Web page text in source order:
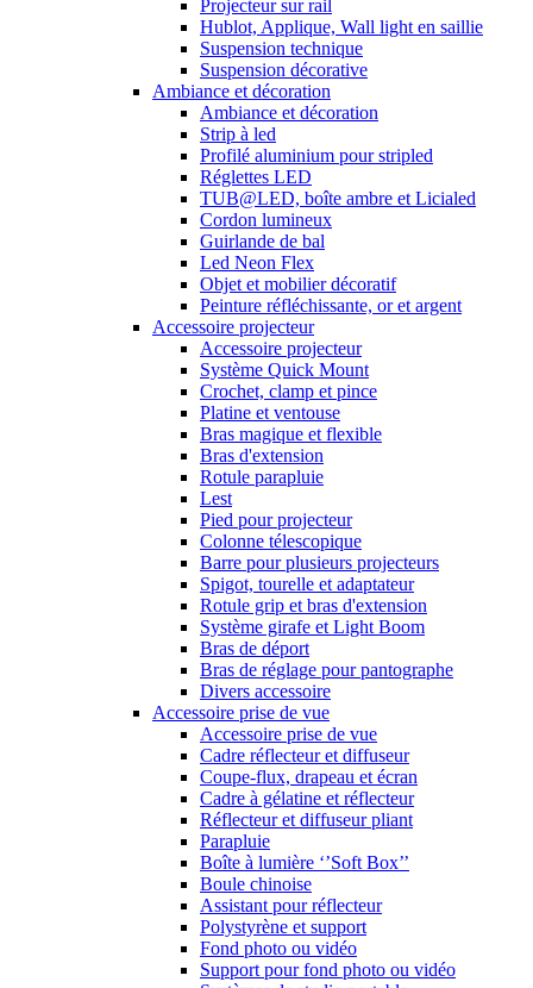
Projecteur sur rail
Hublot, Applique, Wall light en saillie
Suspension technique
Suspension décorative
Ambiance et décoration
Ambiance et décoration
Strip à led
Profilé aluminium pour stripled
Réglettes LED
TUB@LED, boîte ambre et Licialed
Cordon lumineux
Guirlande de bal
Led Neon Flex
Objet et mobilier décoratif
Peinture réfléchissante, or et argent
Accessoire projecteur
Accessoire projecteur
Système Quick Mount
Crochet, clamp et pince
Platine et ventouse
Bras magique et flexible
Bras d'extension
Rotule parapluie
Lest
Pied pour projecteur
Colonne télescopique
Barre pour plusieurs projecteurs
Spigot, tourelle et adaptateur
Rotule grip et bras d'extension
Système girafe et Light Boom
Bras de déport
Bras de réglage pour pantographe
Divers accessoire
Accessoire prise de vue
Accessoire prise de vue
Cadre réflecteur et diffuseur
Coupe-flux, drapeau et écran
Cadre à gélatine et réflecteur
Réflecteur et diffuseur pliant
Parapluie
Boîte à lumière ‘’Soft Box’’
Boule chinoise
Assistant pour réflecteur
Polystyrène et support
Fond photo ou vidéo
Support pour fond photo ou vidéo